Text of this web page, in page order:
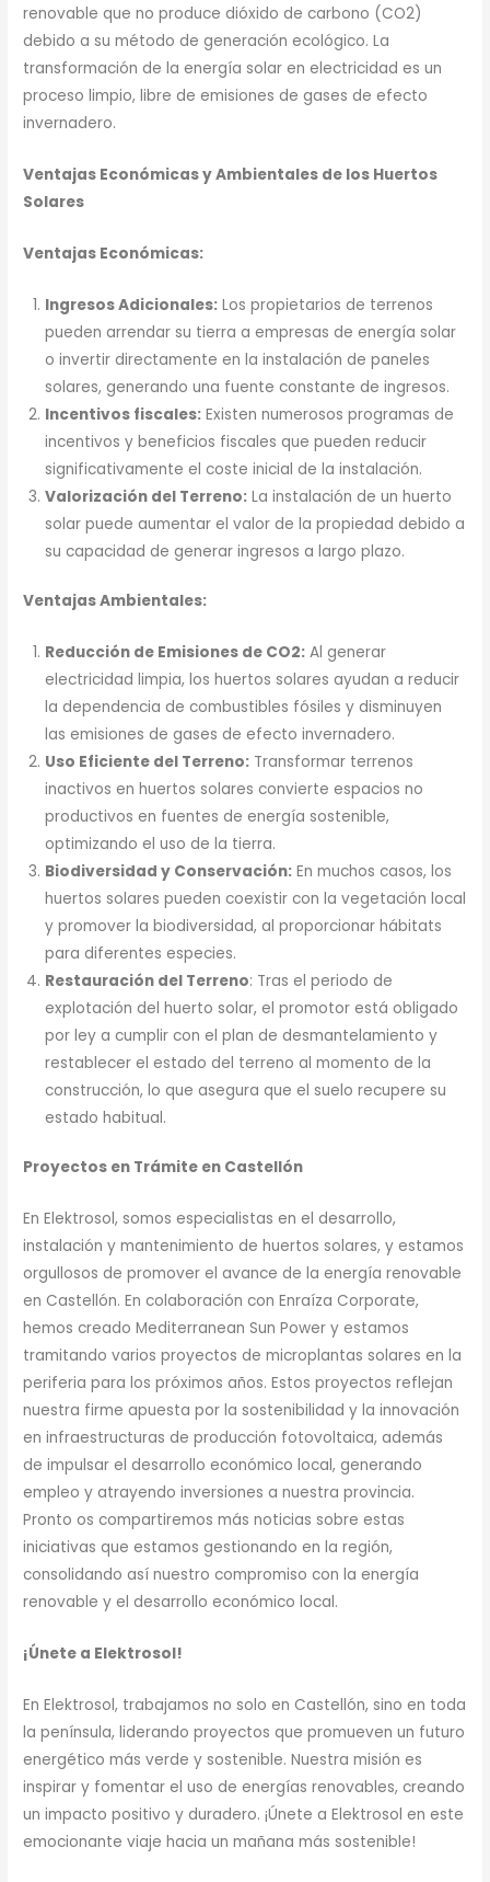
renovable que no produce dióxido de carbono (CO2)
debido a su método de generación ecológico. La
transformación de la energía solar en electricidad es un
proceso limpio, libre de emisiones de gases de efecto
invernadero.
Ventajas Económicas y Ambientales de los Huertos
Solares
Ventajas Económicas:
Ingresos Adicionales: Los propietarios de terrenos
pueden arrendar su tierra a empresas de energía solar
o invertir directamente en la instalación de paneles
solares, generando una fuente constante de ingresos.
Incentivos fiscales: Existen numerosos programas de
incentivos y beneficios fiscales que pueden reducir
significativamente el coste inicial de la instalación.
Valorización del Terreno: La instalación de un huerto
solar puede aumentar el valor de la propiedad debido a
su capacidad de generar ingresos a largo plazo.
Ventajas Ambientales:
Reducción de Emisiones de CO2: Al generar
electricidad limpia, los huertos solares ayudan a reducir
la dependencia de combustibles fósiles y disminuyen
las emisiones de gases de efecto invernadero.
Uso Eficiente del Terreno: Transformar terrenos
inactivos en huertos solares convierte espacios no
productivos en fuentes de energía sostenible,
optimizando el uso de la tierra.
Biodiversidad y Conservación: En muchos casos, los
huertos solares pueden coexistir con la vegetación local
y promover la biodiversidad, al proporcionar hábitats
para diferentes especies.
Restauración del Terreno: Tras el periodo de
explotación del huerto solar, el promotor está obligado
por ley a cumplir con el plan de desmantelamiento y
restablecer el estado del terreno al momento de la
construcción, lo que asegura que el suelo recupere su
estado habitual.
Proyectos en Trámite en Castellón
En Elektrosol, somos especialistas en el desarrollo,
instalación y mantenimiento de huertos solares, y estamos
orgullosos de promover el avance de la energía renovable
en Castellón. En colaboración con Enraíza Corporate,
hemos creado Mediterranean Sun Power y estamos
tramitando varios proyectos de microplantas solares en la
periferia para los próximos años. Estos proyectos reflejan
nuestra firme apuesta por la sostenibilidad y la innovación
en infraestructuras de producción fotovoltaica, además
de impulsar el desarrollo económico local, generando
empleo y atrayendo inversiones a nuestra provincia.
Pronto os compartiremos más noticias sobre estas
iniciativas que estamos gestionando en la región,
consolidando así nuestro compromiso con la energía
renovable y el desarrollo económico local.
¡Únete a Elektrosol!
En Elektrosol, trabajamos no solo en Castellón, sino en toda
la península, liderando proyectos que promueven un futuro
energético más verde y sostenible. Nuestra misión es
inspirar y fomentar el uso de energías renovables, creando
un impacto positivo y duradero. ¡Únete a Elektrosol en este
emocionante viaje hacia un mañana más sostenible!